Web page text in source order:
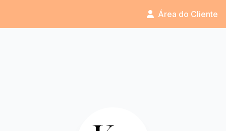
Área do Cliente